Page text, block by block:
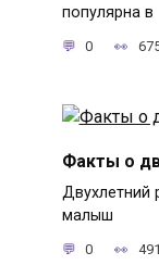
популярна в
0
Факты о
Двухлетний
малыш
0 491